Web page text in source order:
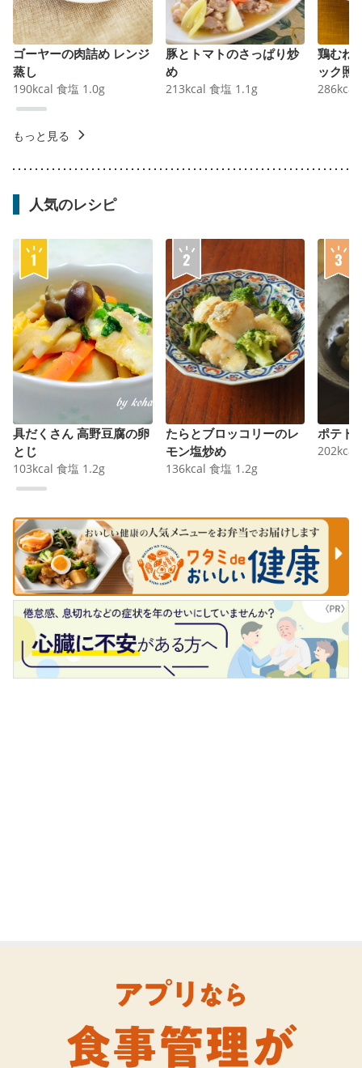
ゴーヤーの肉詰め レンジ
蒸し
190kcal 食塩 1.0g
豚とトマトのさっぱり炒
め
213kcal 食塩 1.1 g
鶏むね
ック照
286kcal
もっと見る
人気のレシピ
具だくさん 高野豆腐の卵
とじ
103kcal 食塩 1.2g
たらとブロッコリーのレ
モン塩炒め
136kcal 食塩 1.2g
ポテト
202kcal